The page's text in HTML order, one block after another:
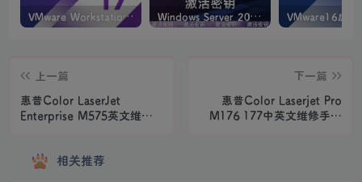
VMware Workstation PRO v17.6.4 正式版_虚拟机(带激活密钥) Windows Server 2022激活密钥 2024 5月更新
上一篇
惠普Color LaserJet
Enterprise M575英文维修
下一篇
惠普Color Laserjet Pro
M176 177中英文维修手册
相关推荐